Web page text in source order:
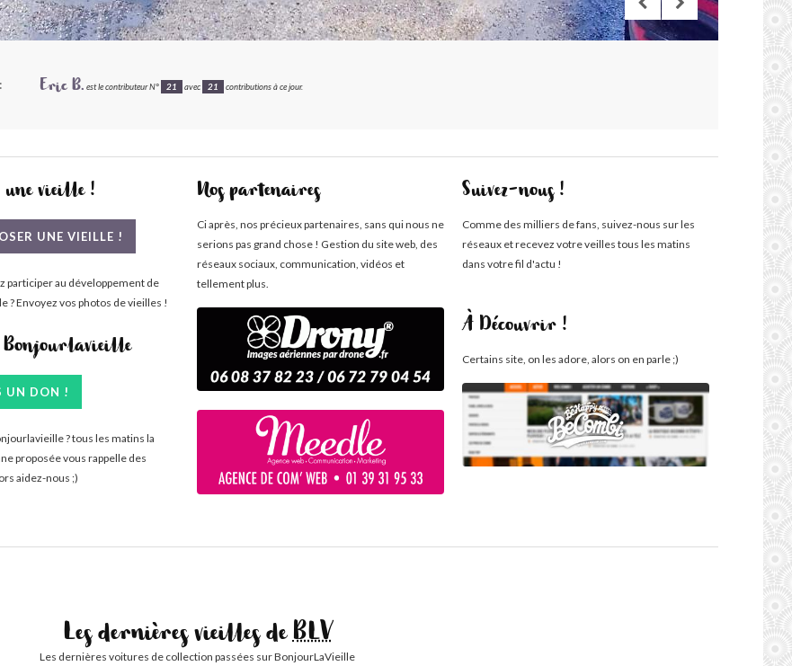
Eric B. est le contributeur N° 21 avec 21 contributions à ce jour.
une vieille !
UNE VIEILLE !
participer au développement de
? Envoyez vos photos de vieilles !
Bonjourlavieille
UN DON !
? tous les matins la
proposée vous rappelle des
aidez-nous ;)
Nos partenaires
Ci après, nos précieux partenaires, sans qui nous ne
serions pas grand chose ! Gestion du site web, des
réseaux sociaux, communication, vidéos et
tellement plus.
Suivez-nous !
Comme des milliers de fans, suivez-nous sur les
réseaux et recevez votre veilles tous les matins
dans votre fil d'actu !
À Découvrir !
Certains site, on les adore, alors on en parle ;)
Les dernières vieilles deBLV
Les dernières voitures de collection passées sur BonjourLaVieille